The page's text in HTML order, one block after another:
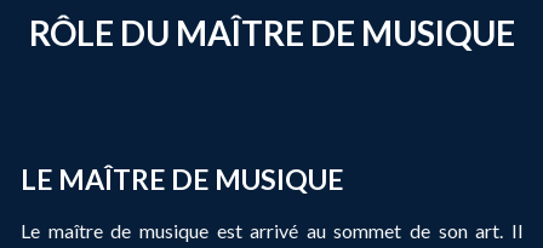
DATES
RÔLE DU MAÎTRE DE MUSIQUE
LE MAÎTRE DE MUSIQUE
Le maître de musique est arrivé au sommet de son art. Il